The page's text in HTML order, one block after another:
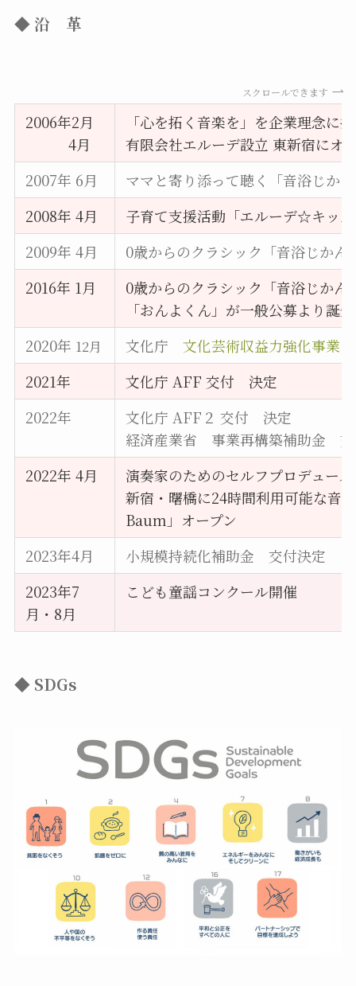
◆ 沿 革
スクロールできます
2006年2月
4月
「心を拓く音楽を」を企業理念に
有限会社エルーデ設立 東新宿にオ
2007年 6月
ママと寄り添って聴く「音浴じか
2008年 4月
子育て支援活動「エルーデ☆キッ
2009年 4月
0歳からのクラシック「音浴じかん
2016年 1月
0歳からのクラシック「音浴じかん
「おんよくん」が一般公募より誕
2020年 12月 文化庁文化芸術収益力強化事業
2021年
文化庁 AFF 交付 決定
2022年
文化庁 AFF２ 交付 決定
経済産業省 事業再構築補助金 交
2022年 4月
演奏家のためのセルフプロデュー
新宿・曙橋に24時間利用可能な音
Baum」オープン
2023年4月
小規模持続化補助金 交付決定
2023年7
月・8月
こども童謡コンクール開催
◆ SDGs